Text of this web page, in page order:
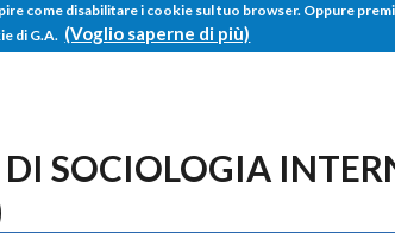
come disabilitare i cookie sul tuo browser. Oppure
di G.A. (Voglio saperne di più)
SOCIOLOGIA